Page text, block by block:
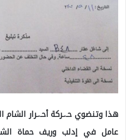
هذا وتنضوي حـ.ـركة أحـ.ـرار
عامل في إدلب وريف حماة